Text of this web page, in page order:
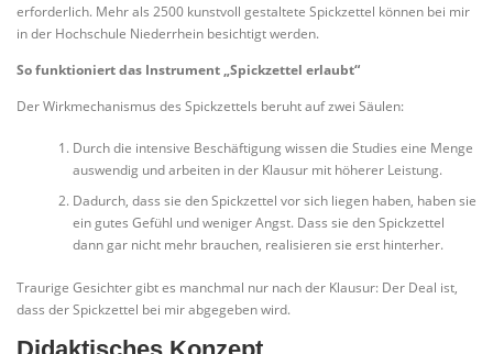
erforderlich. Mehr als 2500 kunstvoll gestaltete Spickzettel können bei mir
in der Hochschule Niederrhein besichtigt werden.
So funktioniert das Instrument „Spickzettel erlaubt“
Der Wirkmechanismus des Spickzettels beruht auf zwei Säulen:
Durch die intensive Beschäftigung wissen die Studies eine Menge
auswendig und arbeiten in der Klausur mit höherer Leistung.
Dadurch, dass sie den Spickzettel vor sich liegen haben, haben sie
ein gutes Gefühl und weniger Angst. Dass sie den Spickzettel
dann gar nicht mehr brauchen, realisieren sie erst hinterher.
Traurige Gesichter gibt es manchmal nur nach der Klausur: Der Deal ist,
dass der Spickzettel bei mir abgegeben wird.